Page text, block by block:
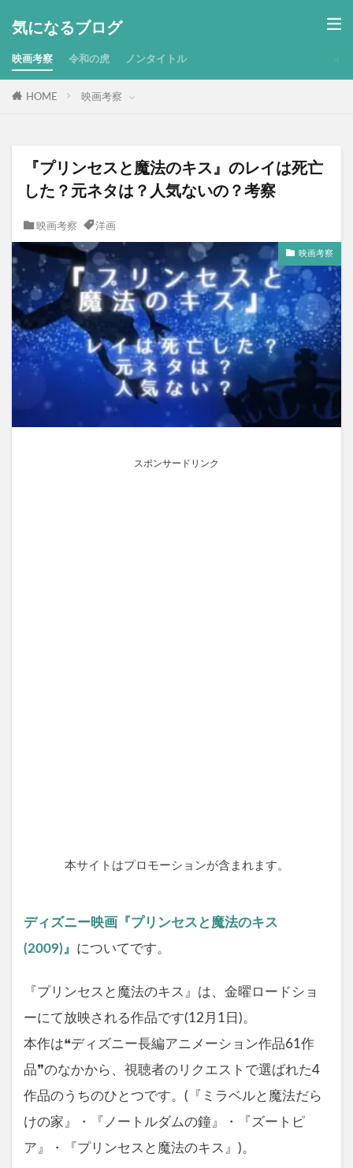
気になるブログ
映画考察 令和の虎 ノンタイトル
HOME 映画考察
『プリンセスと魔法のキス』のレイは死亡
した？元ネタは？人気ないの？考察
映画考察 洋画
映画考察
スポンサードリンク
本サイトはプロモーションが含まれます。
ディズニー映画『プリンセスと魔法のキス
(2009)』 についてです。
『プリンセスと魔法のキス』は、金曜ロードショ
ーにて放映される作品です(12月1日)。
本作は❝ディズニー長編アニメーション作品61作
品❞のなかから、視聴者のリクエストで選ばれた4
作品のうちのひとつです。(『ミラベルと魔法だら
けの家』・『ノートルダムの鐘』・『ズートピ
ア』・『プリンセスと魔法のキス』)。